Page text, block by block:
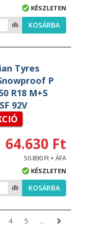
KÉSZLETEN
db KOSÁRBA
Tyres
P
R18 M+S
92V
64.630 Ft
50.890 Ft + ÁFA
KÉSZLETEN
db KOSÁRBA
4 5 ...